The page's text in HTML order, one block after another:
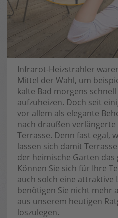
Infrarot-Heizstrahler
Mittel der Wahl, um
kalte Bad morgens
aufzuheizen. Doch seit
vor allem als elegante
nach draußen
Terrasse. Denn fast egal,
lassen sich damit
der heimische Garten das
Können Sie sich für Ihre
auch solch eine attraktive
benötigen Sie nicht mehr
aus unserem heutigen
loszulegen.